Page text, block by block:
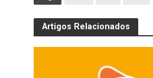
Artigos Relacionados